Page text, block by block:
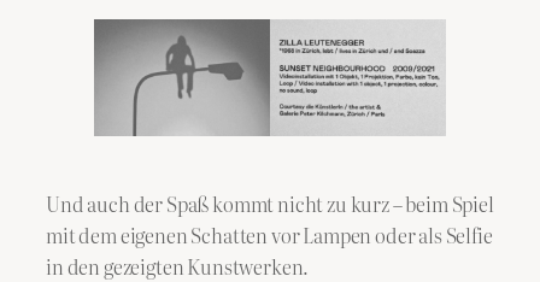
Und auch der Spaß kommt nicht zu kurz – beim Spiel
mit dem eigenen Schatten vor Lampen oder als Selfie
in den gezeigten Kunstwerken.